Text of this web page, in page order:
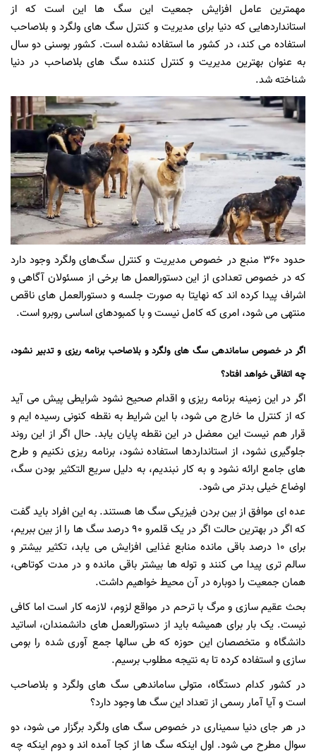
مهمترین عامل افزایش جمعیت این سگ ها این است که از
استانداردهایی که دنیا برای مدیریت و کنترل سگ های ولگرد و بلاصاحب
استفاده می کند، در کشور ما استفاده نشده است. کشور بوسنی دو سال
به عنوان بهترین مدیریت و کنترل کننده سگ های بلاصاحب در دنیا
شناخته شد.
حدود 360 منبع در خصوص مدیریت و کنترل سگ‌های ولگرد وجود دارد
که در خصوص تعدادی از این دستورالعمل ها برخی از مسئولان آگاهی و
اشراف پیدا کرده اند که نهایتا به صورت جلسه و دستورالعمل های ناقص
منتهی می شود، امری که کامل نیست و با کمبودهای اساسی روبرو است.
اگر در خصوص ساماندهی سگ های ولگرد و بلاصاحب برنامه ریزی و تدبیر نشود،
چه اتفاقی خواهد افتاد؟
اگر در این زمینه برنامه ریزی و اقدام صحیح نشود شرایطی پیش می آید
که از کنترل ما خارج می شود، با این شرایط به نقطه کنونی رسیده ایم و
قرار هم نیست این معضل در این نقطه پایان یابد. حال اگر از این روند
جلوگیری نشود، از استانداردها استفاده نشود، برنامه ریزی نکنیم و طرح
های جامع ارائه نشود و به کار نبندیم، به دلیل سریع التکثیر بودن سگ،
اوضاع خیلی بدتر می شود.
عده ای موافق از بین بردن فیزیکی سگ ها هستند. به این افراد باید گفت
که اگر در بهترین حالت اگر در یک قلمرو 90 درصد سگ ها را از بین ببریم،
برای 10 درصد باقی مانده منابع غذایی افزایش می یابد، تکثیر بیشتر و
سالم تری پیدا می کنند و توله ها بیشتر باقی مانده و در مدت کوتاهی،
همان جمعیت را دوباره در آن محیط خواهیم داشت.
بحث عقیم سازی و مرگ با ترحم در مواقع لزوم، لازمه کار است اما کافی
نیست. یک بار برای همیشه باید از دستورالعمل های دانشمندان، اساتید
دانشگاه و متخصصان این حوزه که طی سالها جمع آوری شده را بومی
سازی و استفاده کرده تا به نتیجه مطلوب برسیم.
در کشور کدام دستگاه، متولی ساماندهی سگ های ولگرد و بلاصاحب
است و آیا آمار رسمی از تعداد این سگ ها وجود دارد؟
در هر جای دنیا سمیناری در خصوص سگ های ولگرد برگزار می شود، دو
سوال مطرح می شود. اول اینکه سگ ها از کجا آمده اند و دوم اینکه چه